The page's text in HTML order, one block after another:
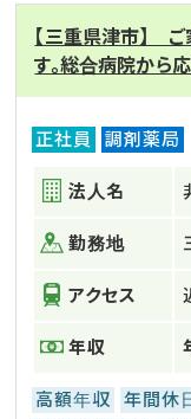
【三重県津市】
す。総合病院から
正社員 調剤薬局
法人名
勤務地
アクセス
年収
高額年収 年間休